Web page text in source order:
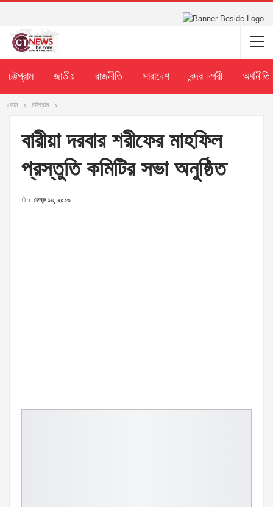
চট্টগ্রাম জাতীয় রাজনীতি সারাদেশ বন্দর নগরী অর্থনীতি
হোম চট্টগ্রাম
বারীয়া দরবার শরীফের মাহফিল
প্রস্তুতি কমিটির সভা অনুষ্ঠিত
On ফেব্রু ১৬, ২০১৬